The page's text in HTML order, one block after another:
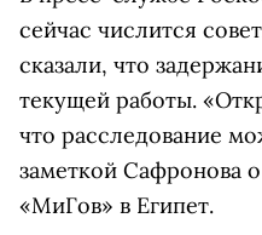
сейчас числится
сказали, что
текущей работы.
что расследование
заметкой Сафронова
«МиГов» в Египет.